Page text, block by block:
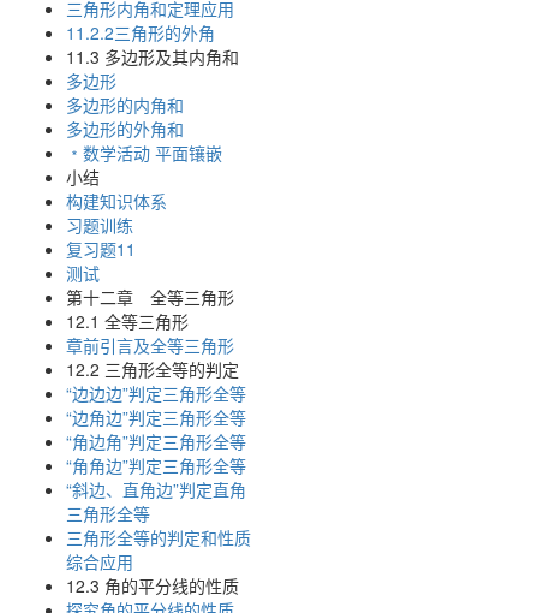
三角形内角和定理应用
11.2.2三角形的外角
11.3 多边形及其内角和
多边形
多边形的内角和
多边形的外角和
﹡数学活动 平面镶嵌
小结
构建知识体系
习题训练
复习题11
测试
第十二章 全等三角形
12.1 全等三角形
章前引言及全等三角形
12.2 三角形全等的判定
“边边边”判定三角形全等
“边角边”判定三角形全等
“角边角”判定三角形全等
“角角边”判定三角形全等
“斜边、直角边”判定直角
三角形全等
三角形全等的判定和性质
综合应用
12.3 角的平分线的性质